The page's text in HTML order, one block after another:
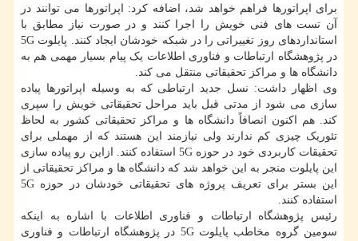
برای اپراتورها فراهم خواهد شد، اضافه کرد: اپراتورها می توانند در
آن تست های فنی خویش را اجرا کنند و در صورت نیاز مطابق با
استانداردهای روز تغییراتی را در شبکه خودشان ایجاد کنند. پایلوت 5G
در پژوهشگاه ارتباطات و فناوری اطلاعات یک پیام بسیار مهمی هم به
دانشگاه ها و مراکز تحقیقاتی منتقل می کند.
وی اظهار داشت: نسل جدید ارتباطی که به وسیله اپراتورها پیاده
سازی می شود از مدتی قبل باید مراحل تحقیقاتی خویش را سپری
کند. هم اکنون انصافاً دانشگاه ها و مراکز تحقیقاتی کشور به لحاظ
تئوریک چیزی کم ندارند ولی نیازمند این هستند که از مهملی برای
تحقیقات کاربردی خود در حوزه 5G استفاده کنند. ازاین رو پیاده سازی
این پایلوت منجر به این خواهد شد که دانشگاه ها و مراکز تحقیقاتی از
این بستر برای تعریف پروژه های تحقیقاتی خودشان در حوزه 5G
استفاده کنند.
رئیس پژوهشگاه ارتباطات و فناوری اطلاعات با اشاره به اینکه
سومین گروه مخاطب پایلوت 5G در پژوهشگاه ارتباطات و فناوری